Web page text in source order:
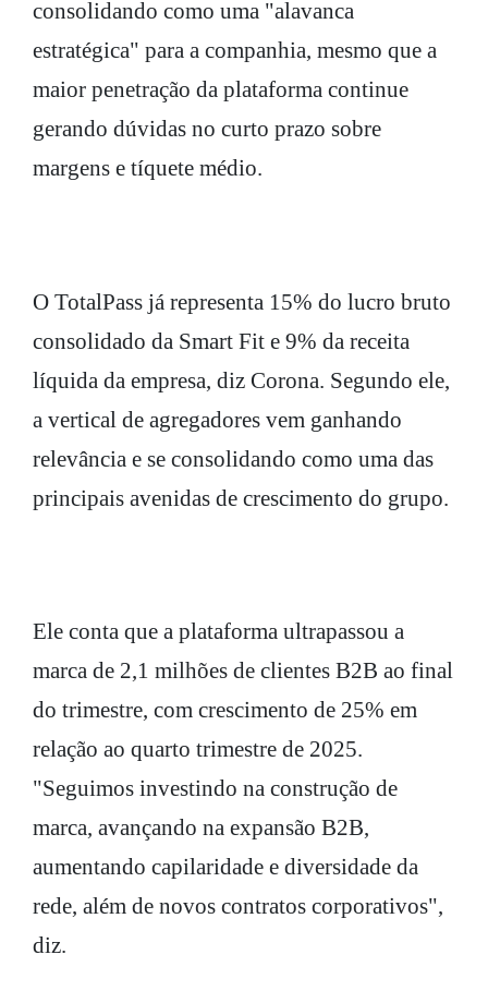
consolidando como uma "alavanca
estratégica" para a companhia, mesmo que a
maior penetração da plataforma continue
gerando dúvidas no curto prazo sobre
margens e tíquete médio.
O TotalPass já representa 15% do lucro bruto
consolidado da Smart Fit e 9% da receita
líquida da empresa, diz Corona. Segundo ele,
a vertical de agregadores vem ganhando
relevância e se consolidando como uma das
principais avenidas de crescimento do grupo.
Ele conta que a plataforma ultrapassou a
marca de 2,1 milhões de clientes B2B ao final
do trimestre, com crescimento de 25% em
relação ao quarto trimestre de 2025.
"Seguimos investindo na construção de
marca, avançando na expansão B2B,
aumentando capilaridade e diversidade da
rede, além de novos contratos corporativos",
diz.